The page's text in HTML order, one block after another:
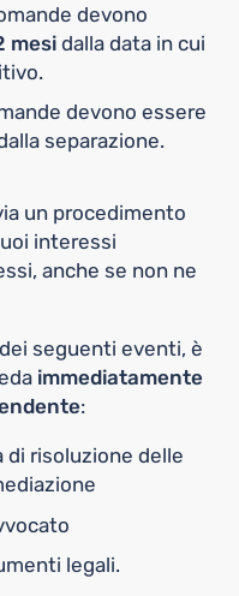
devono
mesidalla data in cui
devono essere
separazione.
un procedimento
interessi
anche se non ne
seguenti eventi, è
immediatamente
:
risoluzione delle
legali.